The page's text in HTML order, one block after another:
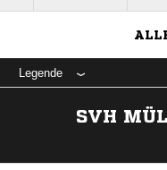
Legende
SVH